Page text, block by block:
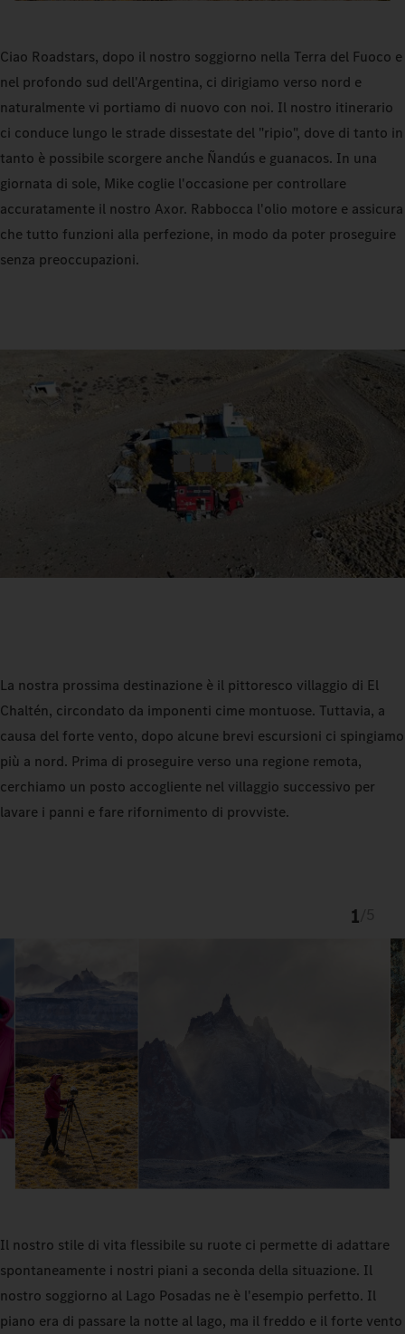
Ciao Roadstars, dopo il nostro soggiorno nella Terra del Fuoco e
nel profondo sud dell'Argentina, ci dirigiamo verso nord e
naturalmente vi portiamo di nuovo con noi. Il nostro itinerario
ci conduce lungo le strade dissestate del "ripio", dove di tanto in
tanto è possibile scorgere anche Ñandús e guanacos. In una
giornata di sole, Mike coglie l'occasione per controllare
accuratamente il nostro Axor. Rabbocca l'olio motore e assicura
che tutto funzioni alla perfezione, in modo da poter proseguire
senza preoccupazioni.
La nostra prossima destinazione è il pittoresco villaggio di El
Chaltén, circondato da imponenti cime montuose. Tuttavia, a
causa del forte vento, dopo alcune brevi escursioni ci spingiamo
più a nord. Prima di proseguire verso una regione remota,
cerchiamo un posto accogliente nel villaggio successivo per
lavare i panni e fare rifornimento di provviste.
1
Il nostro stile di vita flessibile su ruote ci permette di adattare
spontaneamente i nostri piani a seconda della situazione. Il
nostro soggiorno al Lago Posadas ne è l'esempio perfetto. Il
piano era di passare la notte al lago, ma il freddo e il forte vento